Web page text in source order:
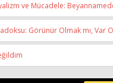
ve Mücadele:
Görünür Olmak mı, Var